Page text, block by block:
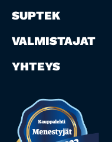
SUPTEK
VALMISTAJAT
YHTEYS